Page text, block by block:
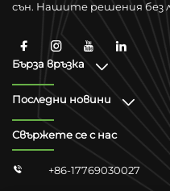
сън. Нашите решения без
дишането чрез
поддръжка за глобално
Бърза връзка
Последни новини
Свържете се с нас
 +86-17769030027